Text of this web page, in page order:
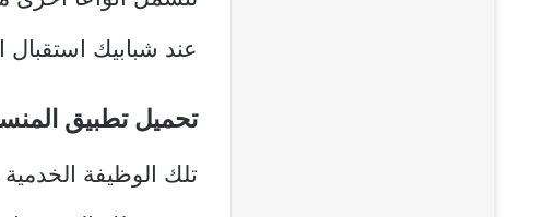
عند شبابيك استقبال
تحميل تطبيق
تلك الوظيفة